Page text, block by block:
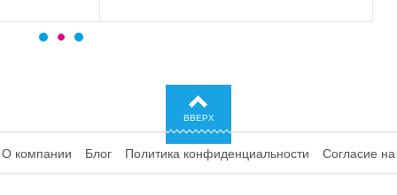
ВВЕРХ
О компании Блог Политика конфиденциальности Согласие